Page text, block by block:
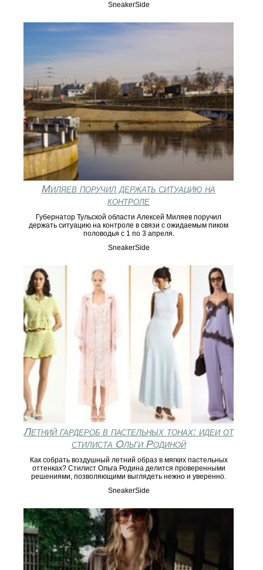
SneakerSide
Миляев поручил держать ситуацию на
контроле
Губернатор Тульской области Алексей Миляев поручил
держать ситуацию на контроле в связи с ожидаемым пиком
половодья с 1 по 3 апреля.
SneakerSide
Летний гардероб в пастельных тонах: идеи от
стилиста Ольги Родиной
Как собрать воздушный летний образ в мягких пастельных
оттенках? Стилист Ольга Родина делится проверенными
решениями, позволяющими выглядеть нежно и уверенно.
SneakerSide